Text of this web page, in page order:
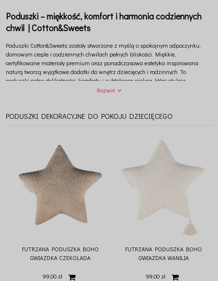
Poduszki – miękkość, komfort i harmonia codziennych
chwil | Cotton&Sweets
Poduszki Cotton&Sweets zostały stworzone z myślą o spokojnym odpoczynku,
domowym cieple i codziennych chwilach pełnych bliskości. Miękkie,
certyfikowane materiały premium oraz ponadczasowa estetyka inspirowana
naturą tworzą wyjątkowe dodatki do wnętrz dziecięcych i rodzinnych. To
poduszki pełne delikatności, komfortu i subtelnego piękna, które otulają
codzienność spokojem oraz harmonijną atmosferą domowego życia.
Rozwiń
PODUSZKI DEKORACYJNE DO POKOJU DZIECIĘCEGO
FUTRZANA PODUSZKA BOHO
GWIAZDKA CZEKOLADA
99,00 zł
FUTRZANA PODUSZKA BOHO
GWIAZDKA WANILIA
99,00 zł